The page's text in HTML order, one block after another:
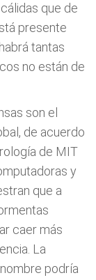
que de
presente
tantas
no están de
son el
de acuerdo
de MIT
y
que a
caer más
La
podría